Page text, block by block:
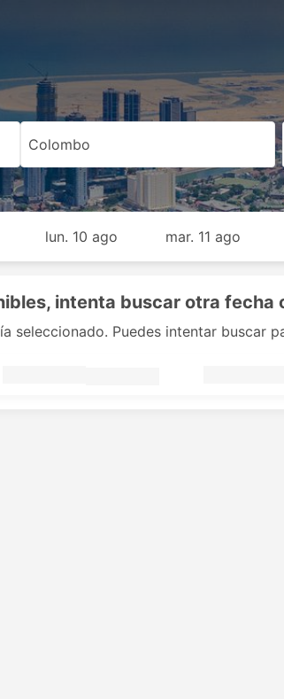
Colombo
lun. 10 ago mar. 11 ago
intenta buscar otra fecha
seleccionado. Puedes intentar buscar